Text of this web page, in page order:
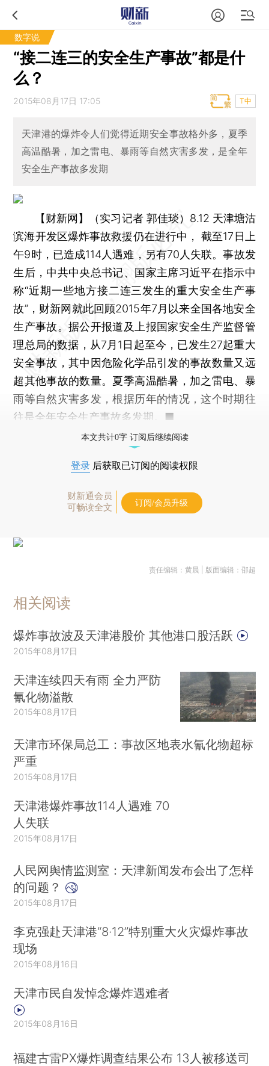
数字说
“接二连三的安全生产事故”都是什
么？
2015年08月17日 17:05 T中
天津港的爆炸令人们觉得近期安全事故格外多，夏季
高温酷暑，加之雷电、暴雨等自然灾害多发，是全年
安全生产事故多发期
【财新网】（实习记者 郭佳琰） 8.12 天津塘沽
滨海开发区爆炸事故救援仍在进行中， 截至17日上
午9时，已造成114人遇难，另有70人失联。事故发
生后，中共中央总书记、国家主席习近平在指示中
称“近期一些地方接二连三发生的重大安全生产事
故”，财新网就此回顾2015年7月以来全国各地安全
生产事故。据公开报道及上报国家安全生产监督管
理总局的数据，从7月1日起至今，已发生27起重大
安全事故，其中因危险化学品引发的事故数量又远
超其他事故的数量。夏季高温酷暑，加之雷电、暴
雨等自然灾害多发，根据历年的情况，这个时期往
往是全年安全生产事故多发期。■
本文共计0字 订阅后继续阅读
登录 后获取已订阅的阅读权限
财新通会员
可畅读全文
订阅/会员升级
责任编辑：黄晨 | 版面编辑：邵超
相关阅读
爆炸事故波及天津港股价 其他港口股活跃
2015年08月17日
天津连续四天有雨 全力严防
氰化物溢散
2015年08月17日
天津市环保局总工：事故区地表水氰化物超标
严重
2015年08月17日
天津港爆炸事故114人遇难 70
人失联
2015年08月17日
人民网舆情监测室：天津新闻发布会出了怎样
的问题？
2015年08月17日
李克强赴天津港“8·12”特别重大火灾爆炸事故
现场
2015年08月16日
天津市民自发悼念爆炸遇难者
2015年08月16日
福建古雷PX爆炸调查结果公布 13人被移送司